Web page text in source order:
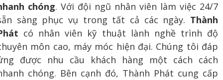
chóng. Với đội ngũ nhân viên làm việc 24/7
sàng phục vụ trong tất cả các ngày. Thành
có nhân viên kỹ thuật lành nghề trình độ
môn cao, máy móc hiện đại. Chúng tôi đáp
được nhu cầu khách hàng một cách cách
chóng. Bên cạnh đó, Thành Phát cung cấp